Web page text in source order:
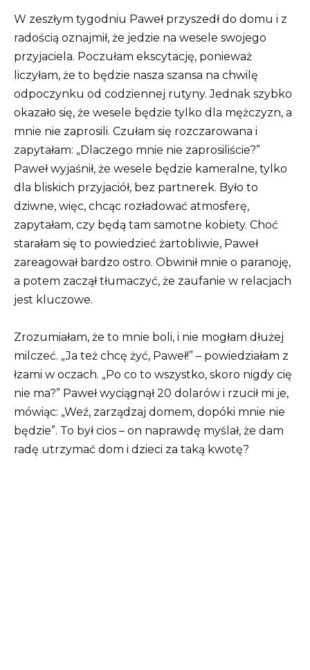
W zeszłym tygodniu Paweł przyszedł do domu i z
radością oznajmił, że jedzie na wesele swojego
przyjaciela. Poczułam ekscytację, ponieważ
liczyłam, że to będzie nasza szansa na chwilę
odpoczynku od codziennej rutyny. Jednak szybko
okazało się, że wesele będzie tylko dla mężczyzn, a
mnie nie zaprosili. Czułam się rozczarowana i
zapytałam: „Dlaczego mnie nie zaprosiliście?”
Paweł wyjaśnił, że wesele będzie kameralne, tylko
dla bliskich przyjaciół, bez partnerek. Było to
dziwne, więc, chcąc rozładować atmosferę,
zapytałam, czy będą tam samotne kobiety. Choć
starałam się to powiedzieć żartobliwie, Paweł
zareagował bardzo ostro. Obwinił mnie o paranoję,
a potem zaczął tłumaczyć, że zaufanie w relacjach
jest kluczowe.
Zrozumiałam, że to mnie boli, i nie mogłam dłużej
milczeć. „Ja też chcę żyć, Paweł!” – powiedziałam z
łzami w oczach. „Po co to wszystko, skoro nigdy cię
nie ma?” Paweł wyciągnął 20 dolarów i rzucił mi je,
mówiąc: „Weź, zarządzaj domem, dopóki mnie nie
będzie”. To był cios – on naprawdę myślał, że dam
radę utrzymać dom i dzieci za taką kwotę?